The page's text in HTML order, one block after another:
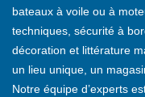
bateaux à voile ou à
techniques, sécurité à
décoration et littérature
un lieu unique, un
Notre équipe d’experts